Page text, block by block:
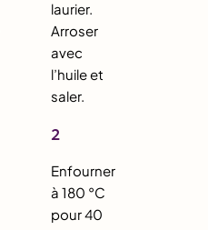
laurier.
Arroser
avec
l’huile et
saler.
2
Enfourner
à 180 °C
pour 40